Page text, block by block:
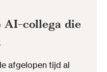
AI-collega die
afgelopen tijd al